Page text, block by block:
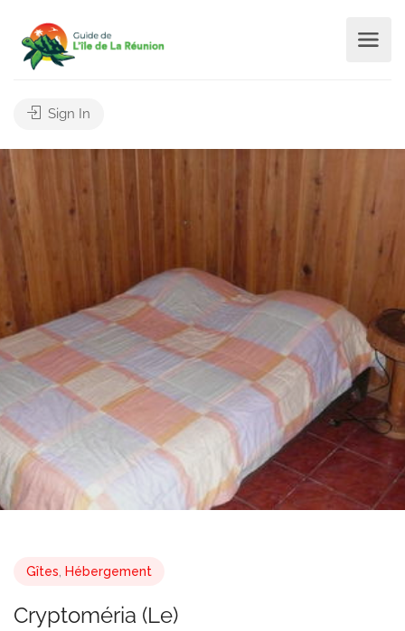
Sign In
Gîtes Hébergement
Cryptoméria (Le)